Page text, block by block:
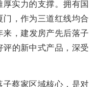
实力的支撑。拥有国
，作为三道红线均合
，建发房产先后落子
的新中式产品，深受
蔡家区域核心，是对